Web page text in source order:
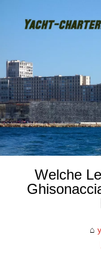
Welche